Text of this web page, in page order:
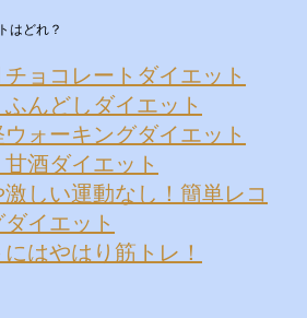
はどれ？
ョコレートダイエット
んどしダイエット
ォーキングダイエット
酒ダイエット
しい運動なし！簡単レコ
イエット
はやはり筋トレ！